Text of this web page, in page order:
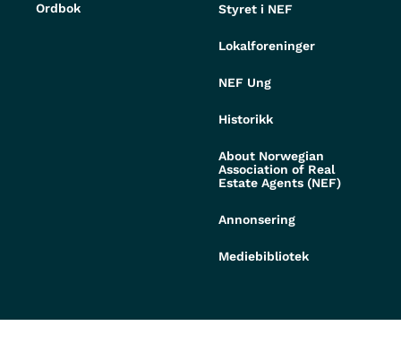
Ordbok Styret i NEF
Lokalforeninger
NEF Ung
Historikk
About Norwegian
Association of Real
Estate Agents (NEF)
Annonsering
Mediebibliotek